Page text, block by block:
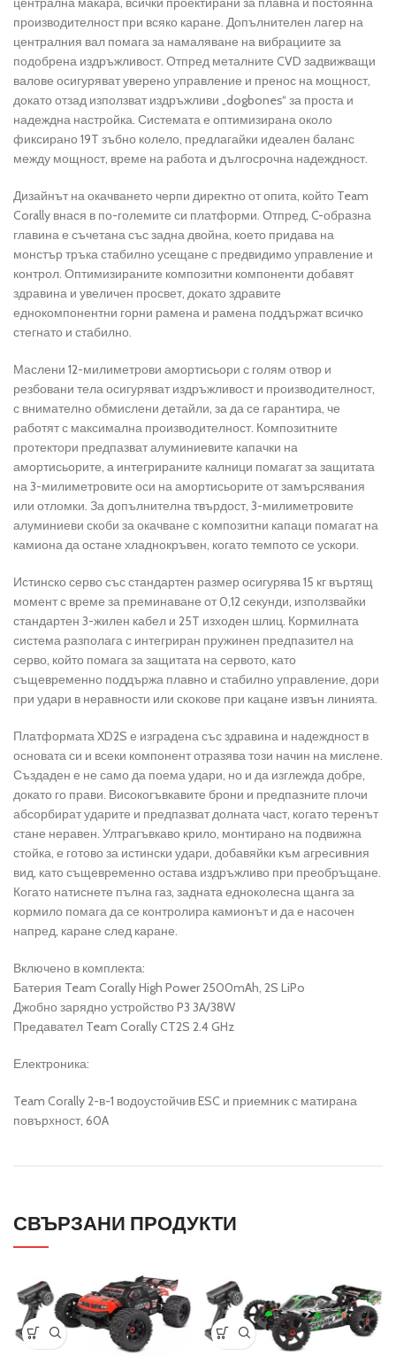
производителност при всяко каране. Допълнителен лагер на
централния вал помага за намаляване на вибрациите за
подобрена издръжливост. Отпред металните CVD задвижващи
валове осигуряват уверено управление и пренос на мощност,
докато отзад използват издръжливи „dogbones“ за проста и
надеждна настройка. Системата е оптимизирана около
фиксирано 19T зъбно колело, предлагайки идеален баланс
между мощност, време на работа и дългосрочна надеждност.
Дизайнът на окачването черпи директно от опита, който Team
Corally внася в по-големите си платформи. Отпред, C-образна
главина е съчетана със задна двойна, което придава на
монстър тръка стабилно усещане с предвидимо управление и
контрол. Оптимизираните композитни компоненти добавят
здравина и увеличен просвет, докато здравите
еднокомпонентни горни рамена и рамена поддържат всичко
стегнато и стабилно.
Маслени 12-милиметрови амортисьори с голям отвор и
резбовани тела осигуряват издръжливост и производителност,
с внимателно обмислени детайли, за да се гарантира, че
работят с максимална производителност. Композитните
протектори предпазват алуминиевите капачки на
амортисьорите, а интегрираните калници помагат за защитата
на 3-милиметровите оси на амортисьорите от замърсявания
или отломки. За допълнителна твърдост, 3-милиметровите
алуминиеви скоби за окачване с композитни капаци помагат на
камиона да остане хладнокръвен, когато темпото се ускори.
Истинско серво със стандартен размер осигурява 15 кг въртящ
момент с време за преминаване от 0,12 секунди, използвайки
стандартен 3-жилен кабел и 25T изходен шлиц. Кормилната
система разполага с интегриран пружинен предпазител на
серво, който помага за защитата на сервото, като
същевременно поддържа плавно и стабилно управление, дори
при удари в неравности или скокове при кацане извън линията.
Платформата XD2S е изградена със здравина и надеждност в
основата си и всеки компонент отразява този начин на мислене.
Създаден е не само да поема удари, но и да изглежда добре,
докато го прави. Високогъвкавите брони и предпазните плочи
абсорбират ударите и предпазват долната част, когато теренът
стане неравен. Ултрагъвкаво крило, монтирано на подвижна
стойка, е готово за истински удари, добавяйки към агресивния
вид, като същевременно остава издръжливо при преобръщане.
Когато натиснете пълна газ, задната едноколесна щанга за
кормило помага да се контролира камионът и да е насочен
напред, каране след каране.
Включено в комплекта:
Батерия Team Corally High Power 2500mAh, 2S LiPo
Джобно зарядно устройство P3 3A/38W
Предавател Team Corally CT2S 2.4 GHz
Електроника:
Team Corally 2-в-1 водоустойчив ESC и приемник с матирана
повърхност, 60A
СВЪРЗАНИ ПРОДУКТИ